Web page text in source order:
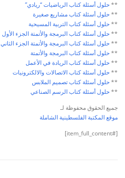
**حلول أسئلة كتابالرياضيات “ريادي”
**حلول أسئلة كتابمشاريع صغيرة
**حلول أسئلة كتابالتربية المسيحية
**حلول أسئلة كتابالبرمجة والأتمتة الجزء الأول
**حلول أسئلة كتابالبرمجة والأتمتة الجزء الثاني
**حلول أسئلة كتابالبرمجة والأتمتة
**حلول أسئلة كتابالريادة في الأعمل
**حلول أسئلة كتابالاتصالات والالكترونيات
**حلول أسئلة كتابتصميم الملابس
**حلول أسئلة كتابالرسم الصناعي
جميع الحقوق محفوظة لـ
موقع المكتبة الفلسطينية الشاملة
[#item_full_content]